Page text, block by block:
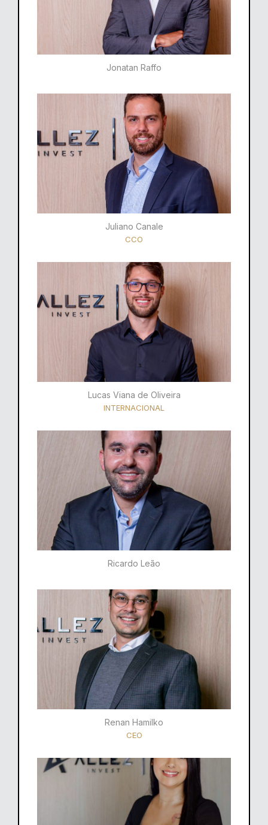
Jonatan Raffo
Juliano Canale
CCO
Lucas Viana de Oliveira
INTERNACIONAL
Ricardo Leão​
Renan Hamilko​
CEO